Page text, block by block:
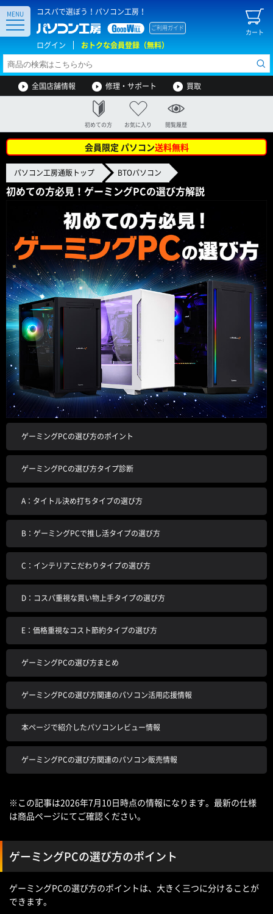
コスパで選ぼう！パソコン工房！
カート
ご利用ガイド
ログイン おトクな会員登録（無料）
MENU
全国店舗情報 修理・サポート 買取
初めての方 お気に入り 閲覧履歴
会員限定 パソコン送料無料
パソコン工房通販トップ BTOパソコン
初めての方必見！ゲーミングPCの選び方解説
ゲーミングPCの選び方のポイント
ゲーミングPCの選び方タイプ診断
A：タイトル決め打ちタイプの選び方
B：ゲーミングPCで推し活タイプの選び方
C：インテリアこだわりタイプの選び方
D：コスパ重視な買い物上手タイプの選び方
E：価格重視なコスト節約タイプの選び方
ゲーミングPCの選び方まとめ
ゲーミングPCの選び方関連のパソコン活用応援情報
本ページで紹介したパソコンレビュー情報
ゲーミングPCの選び方関連のパソコン販売情報
※この記事は2026年7月10日時点の情報になります。最新の仕様
は商品ページにてご確認ください。
ゲーミングPCの選び方のポイント
ゲーミングPCの選び方のポイントは、大きく三つに分けることが
できます。